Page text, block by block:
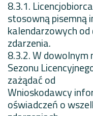
8.3.1.
stosowną pisemną
kalendarzowych
zdarzenia.
8.3.2. W
Sezonu
zażądać od
Wnioskodawcy
oświadczeń o